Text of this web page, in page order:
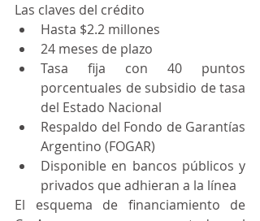
Las claves del crédito
Hasta $2.2 millones
24 meses de plazo
Tasa fija con 40 puntos
porcentuales de subsidio de tasa
del Estado Nacional
Respaldo del Fondo de Garantías
Argentino (FOGAR)
Disponible en bancos públicos y
privados que adhieran a la línea
El esquema de financiamiento de